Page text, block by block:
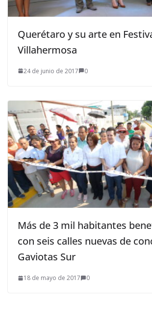
Querétaro y su arte en
Villahermosa
24 de junio de 2017 0
Más de 3 mil habitantes
con seis calles nuevas de
Gaviotas Sur
18 de mayo de 2017 0